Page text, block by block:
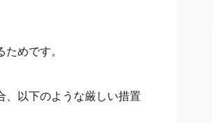
めです。
、以下のような厳しい措置